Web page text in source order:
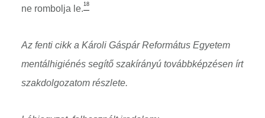
ne rombolja le. 18
Az fenti cikk a Károli Gáspár Református Egyetem
mentálhigiénés segítő szakírányú továbbképzésen írt
szakdolgozatom részlete.